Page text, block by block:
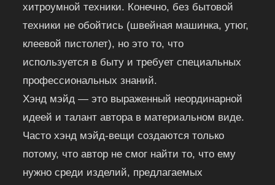
хитроумной техники. Конечно, без бытовой
техники не обойтись (швейная машинка, утюг,
клеевой пистолет), но это то, что
используется в быту и требует специальных
профессиональных знаний.
Хэнд мэйд — это выраженный неординарной
идеей и талант автора в материальном виде.
Часто хэнд мэйд-вещи создаются только
потому, что автор не смог найти то, что ему
нужно среди изделий, предлагаемых